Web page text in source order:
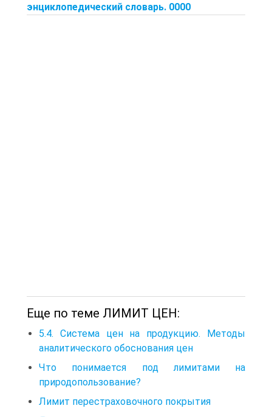
энциклопедический словарь. 0000
Еще по теме ЛИМИТ ЦЕН:
5.4. Система цен на продукцию. Методы
аналитического обоснования цен
Что понимается под лимитами на
природопользование?
Лимит перестраховочного покрытия